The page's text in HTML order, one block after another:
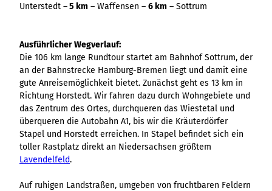
Unterstedt –5 km – Waffensen – 6 km – Sottrum
Ausführlicher Wegverlauf:
Die 106 km lange Rundtour startet am Bahnhof Sottrum, der
an der Bahnstrecke Hamburg-Bremen liegt und damit eine
gute Anreisemöglichkeit bietet. Zunächst geht es 13 km in
Richtung Horstedt. Wir fahren dazu durch Wohngebiete und
das Zentrum des Ortes, durchqueren das Wiestetal und
überqueren die Autobahn A1, bis wir die Kräuterdörfer
Stapel und Horstedt erreichen. In Stapel befindet sich ein
toller Rastplatz direkt an Niedersachsen größtem
Lavendelfeld.
Auf ruhigen Landstraßen, umgeben von fruchtbaren Feldern